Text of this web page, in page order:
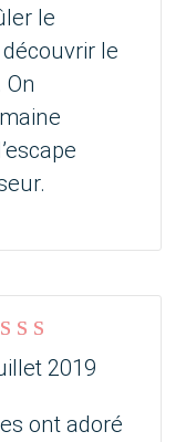
le
le
5 sur 52019
ont adoré